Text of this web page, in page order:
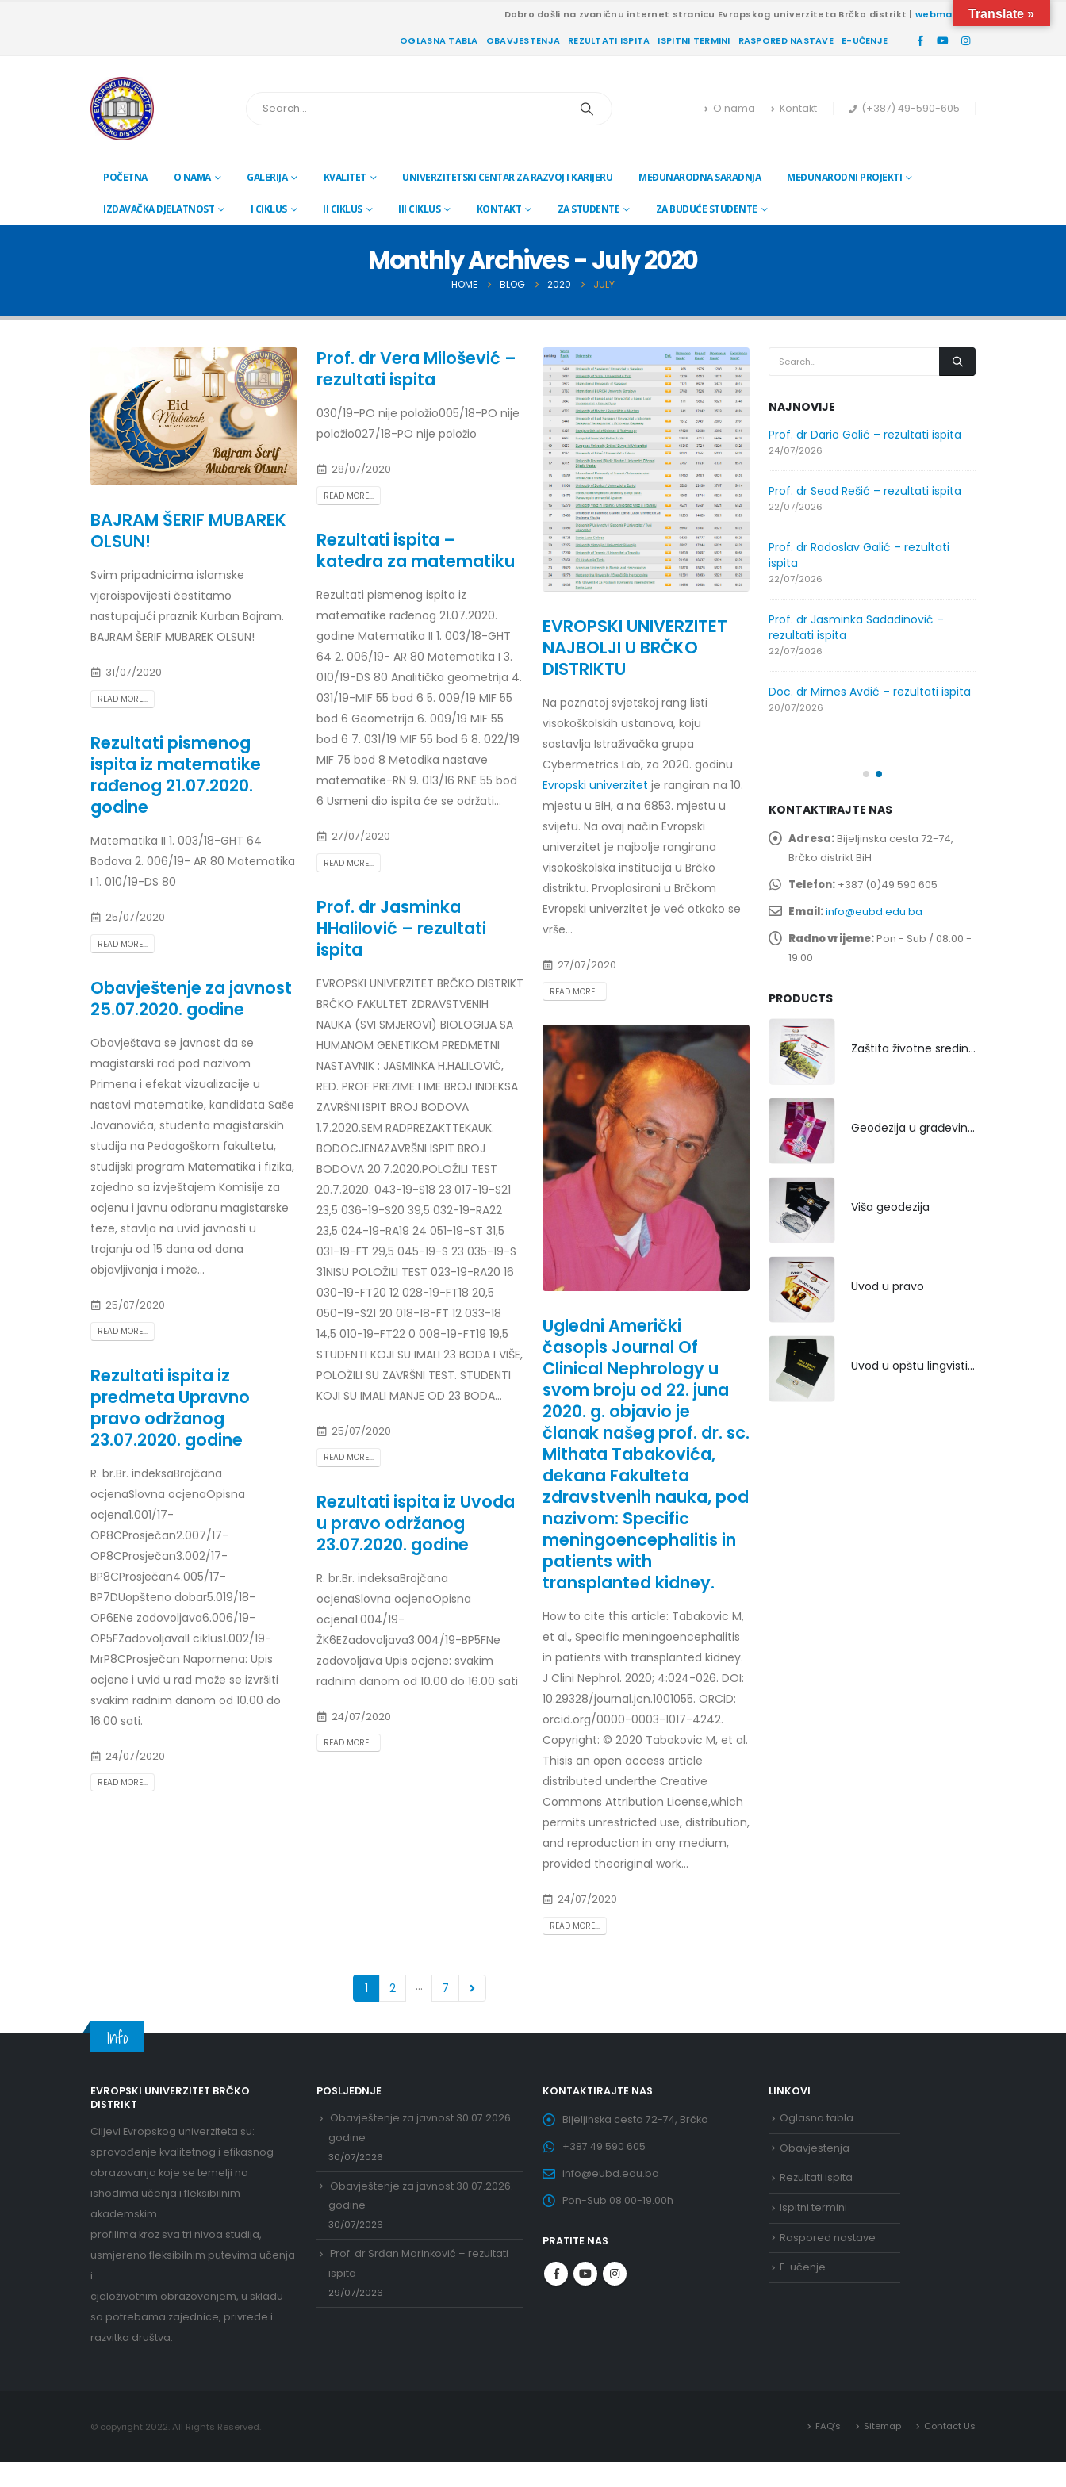
Dobro došli na zvaničnu internet stranicu Evropskog univerziteta Brčko distrikt |webmail
OGLASNA TABLA OBAVJESTENJA REZULTATI ISPITA ISPITNI TERMINI RASPORED NASTAVE E-UČENJE
O nama Kontakt (+387) 49-590-605
POČETNA O NAMA GALERIJA KVALITET UNIVERZITETSKI CENTAR ZA RAZVOJ I KARIJERU MEĐUNARODNA SARADNJA MEĐUNARODNI PROJEKTI
IZDAVAČKA DJELATNOST I CIKLUS II CIKLUS III CIKLUS KONTAKT ZA STUDENTE ZA BUDUĆE STUDENTE
Monthly Archives - July 2020
HOME BLOG 2020 JULY
BAJRAM ŠERIF MUBAREK
OLSUN!
Svim pripadnicima islamske
vjeroispovijesti čestitamo
nastupajući praznik Kurban Bajram.
BAJRAM ŠERIF MUBAREK OLSUN!
31/07/2020
READ MORE...
Prof. dr Vera Milošević –
rezultati ispita
030/19-PO nije položio005/18-PO nije
položio027/18-PO nije položio
28/07/2020
READ MORE...
EVROPSKI UNIVERZITET
NAJBOLJI U BRČKO
DISTRIKTU
Na poznatoj svjetskoj rang listi
visokoškolskih ustanova, koju
sastavlja Istraživačka grupa
Cybermetrics Lab, za 2020. godinu
Evropski univerzitet je rangiran na 10.
mjestu u BiH, a na 6853. mjestu u
svijetu. Na ovaj način Evropski
univerzitet je najbolje rangirana
visokoškolska institucija u Brčko
distriktu. Prvoplasirani u Brčkom
Evropski univerzitet je već otkako se
vrše...
27/07/2020
READ MORE...
Rezultati ispita –
katedra za matematiku
Rezultati pismenog ispita iz
matematike rađenog 21.07.2020.
godine Matematika II 1. 003/18-GHT
64 2. 006/19- AR 80 Matematika I 3.
010/19-DS 80 Analitička geometrija 4.
031/19-MIF 55 bod 6 5. 009/19 MIF 55
bod 6 Geometrija 6. 009/19 MIF 55
bod 6 7. 031/19 MIF 55 bod 6 8. 022/19
MIF 75 bod 8 Metodika nastave
matematike-RN 9. 013/16 RNE 55 bod
6 Usmeni dio ispita će se održati...
27/07/2020
READ MORE...
Rezultati pismenog
ispita iz matematike
rađenog 21.07.2020.
godine
Matematika II 1. 003/18-GHT 64
Bodova 2. 006/19- AR 80 Matematika
I 1. 010/19-DS 80
25/07/2020
READ MORE...
Prof. dr Jasminka
HHalilović – rezultati
ispita
EVROPSKI UNIVERZITET BRČKO DISTRIKT
BRĆKO FAKULTET ZDRAVSTVENIH
NAUKA (SVI SMJEROVI) BIOLOGIJA SA
HUMANOM GENETIKOM PREDMETNI
NASTAVNIK : JASMINKA H.HALILOVIĆ,
RED. PROF PREZIME I IME BROJ INDEKSA
ZAVRŠNI ISPIT BROJ BODOVA
1.7.2020.SEM RADPREZAKTTEKAUK.
BODOCJENAZAVRŠNI ISPIT BROJ
BODOVA 20.7.2020.POLOŽILI TEST
20.7.2020. 043-19-S18 23 017-19-S21
23,5 036-19-S20 39,5 032-19-RA22
23,5 024-19-RA19 24 051-19-ST 31,5
031-19-FT 29,5 045-19-S 23 035-19-S
31NISU POLOŽILI TEST 023-19-RA20 16
030-19-FT20 12 028-19-FT18 20,5
050-19-S21 20 018-18-FT 12 033-18
14,5 010-19-FT22 0 008-19-FT19 19,5
STUDENTI KOJI SU IMALI 23 BODA I VIŠE,
POLOŽILI SU ZAVRŠNI TEST. STUDENTI
KOJI SU IMALI MANJE OD 23 BODA...
25/07/2020
READ MORE...
Obavještenje za javnost
25.07.2020. godine
Obavještava se javnost da se
magistarski rad pod nazivom
Primena i efekat vizualizacije u
nastavi matematike, kandidata Saše
Jovanovića, studenta magistarskih
studija na Pedagoškom fakultetu,
studijski program Matematika i fizika,
zajedno sa izvještajem Komisije za
ocjenu i javnu odbranu magistarske
teze, stavlja na uvid javnosti u
trajanju od 15 dana od dana
objavljivanja i može...
25/07/2020
READ MORE...
Ugledni Američki
časopis Journal Of
Clinical Nephrology u
svom broju od 22. juna
2020. g. objavio je
članak našeg prof. dr. sc.
Mithata Tabakovića,
dekana Fakulteta
zdravstvenih nauka, pod
nazivom: Specific
meningoencephalitis in
patients with
transplanted kidney.
How to cite this article: Tabakovic M,
et al., Specific meningoencephalitis
in patients with transplanted kidney.
J Clini Nephrol. 2020; 4:024-026. DOI:
10.29328/journal.jcn.1001055. ORCiD:
orcid.org/0000-0003-1017-4242.
Copyright: © 2020 Tabakovic M, et al.
Thisis an open access article
distributed underthe Creative
Commons Attribution License,which
permits unrestricted use, distribution,
and reproduction in any medium,
provided theoriginal work...
24/07/2020
READ MORE...
Rezultati ispita iz
predmeta Upravno
pravo održanog
23.07.2020. godine
R. br.Br. indeksaBrojčana
ocjenaSlovna ocjenaOpisna
ocjena1.001/17-
OP8CProsječan2.007/17-
OP8CProsječan3.002/17-
BP8CProsječan4.005/17-
BP7DUopšteno dobar5.019/18-
OP6ENe zadovoljava6.006/19-
OP5FZadovoljavaII ciklus1.002/19-
MrP8CProsječan Napomena: Upis
ocjene i uvid u rad može se izvršiti
svakim radnim danom od 10.00 do
16.00 sati.
24/07/2020
READ MORE...
Rezultati ispita iz Uvoda
u pravo održanog
23.07.2020. godine
R. br.Br. indeksaBrojčana
ocjenaSlovna ocjenaOpisna
ocjena1.004/19-
ŽK6EZadovoljava3.004/19-BP5FNe
zadovoljava Upis ocjene: svakim
radnim danom od 10.00 do 16.00 sati
24/07/2020
READ MORE...
1 2 … 7
NAJNOVIJE
Obavještenje za javnost 30.07.2026.
godine
30/07/2026
Obavještenje za javnost 30.07.2026.
godine
30/07/2026
Prof. dr Srđan Marinković – rezultati
ispita
29/07/2026
ispita
25/07/2026
Prof. dr Dario Galić – rezultati ispita
Prof. dr Sead Rešić – rezultati ispita
22/07/2026
Prof. dr Radoslav Galić – rezultati
ispita
Prof. dr Jasminka Sadadinović –
rezultati ispita
22/07/2026
Doc. dr Mirnes Avdić – rezultati ispita
20/07/2026
Obavještenje za javnost 30.07.2026.
godine
30/07/2026
Obavještenje za javnost 30.07.2026.
godine
30/07/2026
Prof. dr Srđan Marinković – rezultati
ispita
Prof. dr Azijada Beganlić – rezultati
ispita
Prof. dr Esed Karić – rezultati ispita
25/07/2026
Prof. dr Dario Galić – rezultati ispita
24/07/2026
Prof. dr Sead Rešić – rezultati ispita
22/07/2026
Prof. dr Radoslav Galić – rezultati
ispita
22/07/2026
Prof. dr Jasminka Sadadinović –
rezultati ispita
22/07/2026
Doc. dr Mirnes Avdić – rezultati ispita
20/07/2026
KONTAKTIRAJTE NAS
Adresa:Bijeljinska cesta 72-74,
Brčko distrikt BiH
Telefon: +387 (0)49 590 605
Email:info@eubd.edu.ba
Radno vrijeme:Pon - Sub / 08:00 -
19:00
PRODUCTS
Zaštita životne sredine rekultivacijom odlagališta
Geodezija u građevinarstvu
Viša geodezija
Uvod u pravo
Uvod u opštu lingvistiku
Info
EVROPSKI UNIVERZITET BRČKO
DISTRIKT
Ciljevi Evropskog univerziteta su:
sprovođenje kvalitetnog i efikasnog
obrazovanja koje se temelji na
ishodima učenja i fleksibilnim
akademskim
profilima kroz sva tri nivoa studija,
usmjereno fleksibilnim putevima učenja
i
cjeloživotnim obrazovanjem, u skladu
sa potrebama zajednice, privrede i
razvitka društva.
POSLJEDNJE
Obavještenje za javnost 30.07.2026.
godine
30/07/2026
Obavještenje za javnost 30.07.2026.
godine
30/07/2026
Prof. dr Srđan Marinković – rezultati
ispita
29/07/2026
KONTAKTIRAJTE NAS
Bijeljinska cesta 72-74, Brčko
+387 49 590 605
info@eubd.edu.ba
Pon-Sub 08.00-19.00h
PRATITE NAS
LINKOVI
Oglasna tabla
Obavjestenja
Rezultati ispita
Ispitni termini
Raspored nastave
E-učenje
© copyright 2022. All Rights Reserved. FAQ’s Sitemap Contact Us
Translate »